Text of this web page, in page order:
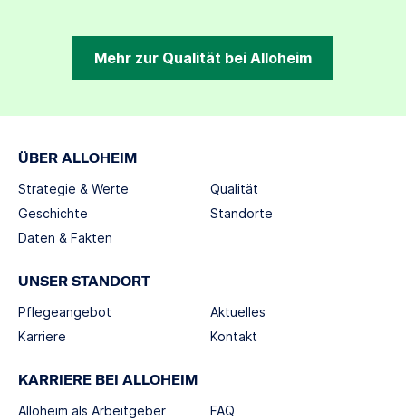
Mehr zur Qualität bei Alloheim
ÜBER ALLOHEIM
Strategie & Werte
Geschichte
Daten & Fakten
Qualität
Standorte
UNSER STANDORT
Pflegeangebot
Karriere
Aktuelles
Kontakt
KARRIERE BEI ALLOHEIM
Alloheim als Arbeitgeber FAQ